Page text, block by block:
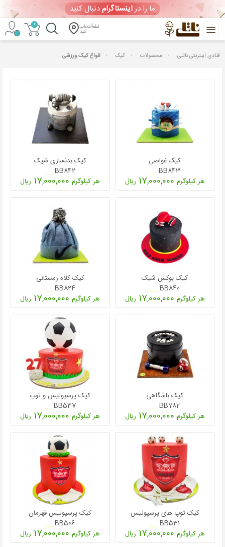
ما را دراینستاگرامدنبال کنید
لطفاً انتخاب
کنید
0
خرید
تولد
ویترین امروز
شیرینی
شکلات و
آبنبات
لوازم تولد
کیک
سفارشیجدید
قنادی اینترنتی ناتلی محصولات کیک انواع کیک ورزشی
کیک غواصی
BB843
هر کیلوگرم
ریال
کیک بدنسازی شیک
BB842
هر کیلوگرم17,000,000 ریال
کیک بوکس شیک
BB840
هر کیلوگرم
ریال
کیک کلاه زمستانی
BB824
هر کیلوگرم17,000,000 ریال
کیک باشگاهی
BB782
هر کیلوگرم
ریال
کیک پرسپولیس و توپ
BB537
هر کیلوگرم17,000,000 ریال
کیک توپ های پرسپولیس
BB531
هر کیلوگرم
ریال
کیک پرسپولیس قهرمان
BB506
هر کیلوگرم17,000,000 ریال